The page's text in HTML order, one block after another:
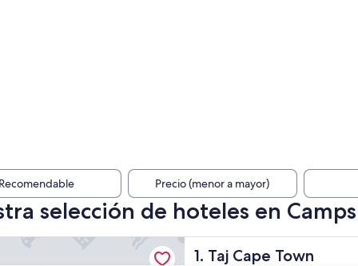
Recomendable Precio (menor a mayor)
selección de hoteles en
1. Taj Cape Town
Taj Cape Town